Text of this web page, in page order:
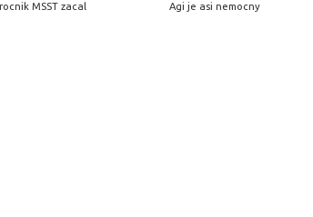
MSST zacal Agi je asi nemocny